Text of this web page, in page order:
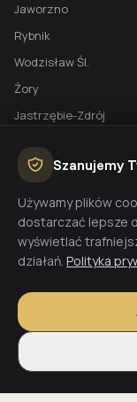
Jaworzno
Rybnik
Wodzisław Śl.
Żory
Jastrzębie-Zdrój
BEZPŁATNA
Planujesz budowę
wycenę w 48h.
Wyceń budowę
© 2026 CoreLTB
Szanujemy
Używamy plików
dostarczać lepsze
wyświetlać
działań. Polityka